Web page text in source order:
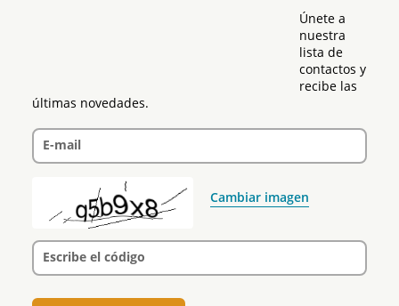
Únete a
nuestra
lista de
contactos y
recibe las
últimas novedades.
E-mail
Cambiar imagen
Escribe el código